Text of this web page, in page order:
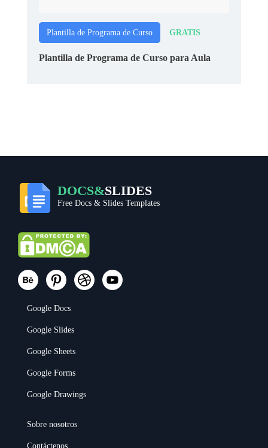
Plantilla de Programa de Curso GRATIS
Plantilla de Programa de Curso para Aula
DOCS&SLIDES
Free Docs & Slides Templates
Google Docs
Google Slides
Google Sheets
Google Forms
Google Drawings
Sobre nosotros
Contáctenos